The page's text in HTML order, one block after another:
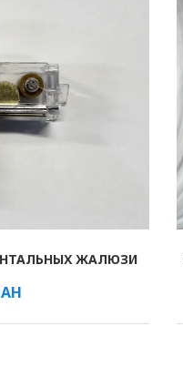
ЖАЛЮЗИ
КОРЗИНУ